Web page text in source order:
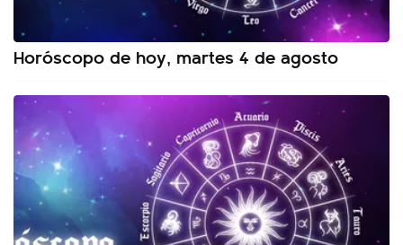
Horóscopo de hoy, martes 4 de agosto